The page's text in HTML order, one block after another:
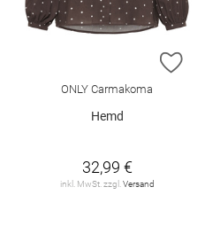
WUNSCHLISTE HINZUFÜGEN
ONLY Carmakoma
Hemd
32,99 €
inkl. MwSt. zzgl. Versand